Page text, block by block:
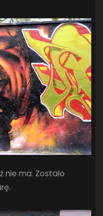
nie ma. Zostało
(40)
(92)
TREFL SOPOT(26)
ŚLĄSK WROCŁAW(29)